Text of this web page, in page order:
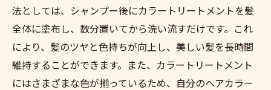
法としては、シャンプー後にカラートリートメントを髪
全体に塗布し、数分置いてから洗い流すだけです。これ
により、髪のツヤと色持ちが向上し、美しい髪を長時間
維持することができます。また、カラートリートメント
にはさまざまな色が揃っているため、自分のヘアカラー